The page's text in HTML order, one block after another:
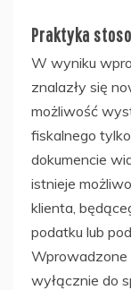
Praktyka
W wyniku
znalazły się
możliwość
fiskalnego
dokumencie
istnieje
klienta,
podatku lub
Wprowadzone
wyłącznie do